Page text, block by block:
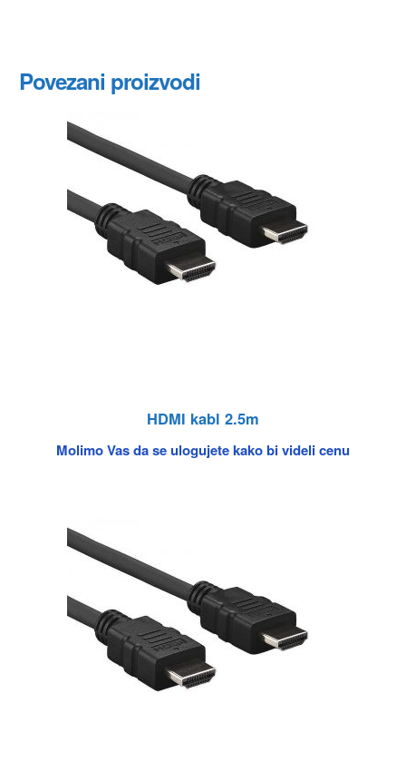
Povezani proizvodi
HDMI kabl 2.5m
Molimo Vas da se ulogujete kako bi videli cenu